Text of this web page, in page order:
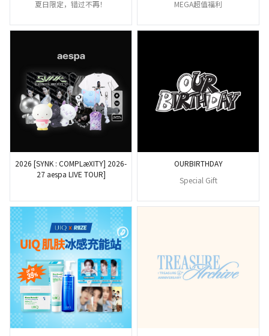
夏日限定，错过不再！
MEGA超值福利
2026 [SYNK : COMPLæXITY] 2026-
27 aespa LIVE TOUR]
OURBIRTHDAY
Special Gift